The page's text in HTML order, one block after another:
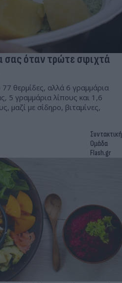
σας όταν τρώτε σφιχτά
θερμίδες, αλλά 6 γραμμάρια
5 γραμμάρια λίπους και 1,6
μαζί με σίδηρο, βιταμίνες,
Συντακτική
Ομάδα
Flash.gr